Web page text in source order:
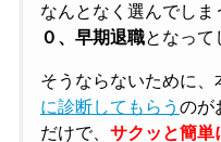
なんとなく選んでし
０、早期退職となって
そうならないために
に診断してもらう のが
だけで、 サクッと簡単